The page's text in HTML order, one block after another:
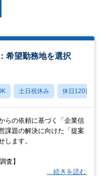
希望勤務地を選択
土日祝休み 休日120日以上
らの依頼に基づく「企業信
課題の解決に向けた「提案
します。
査】
…続きを読む